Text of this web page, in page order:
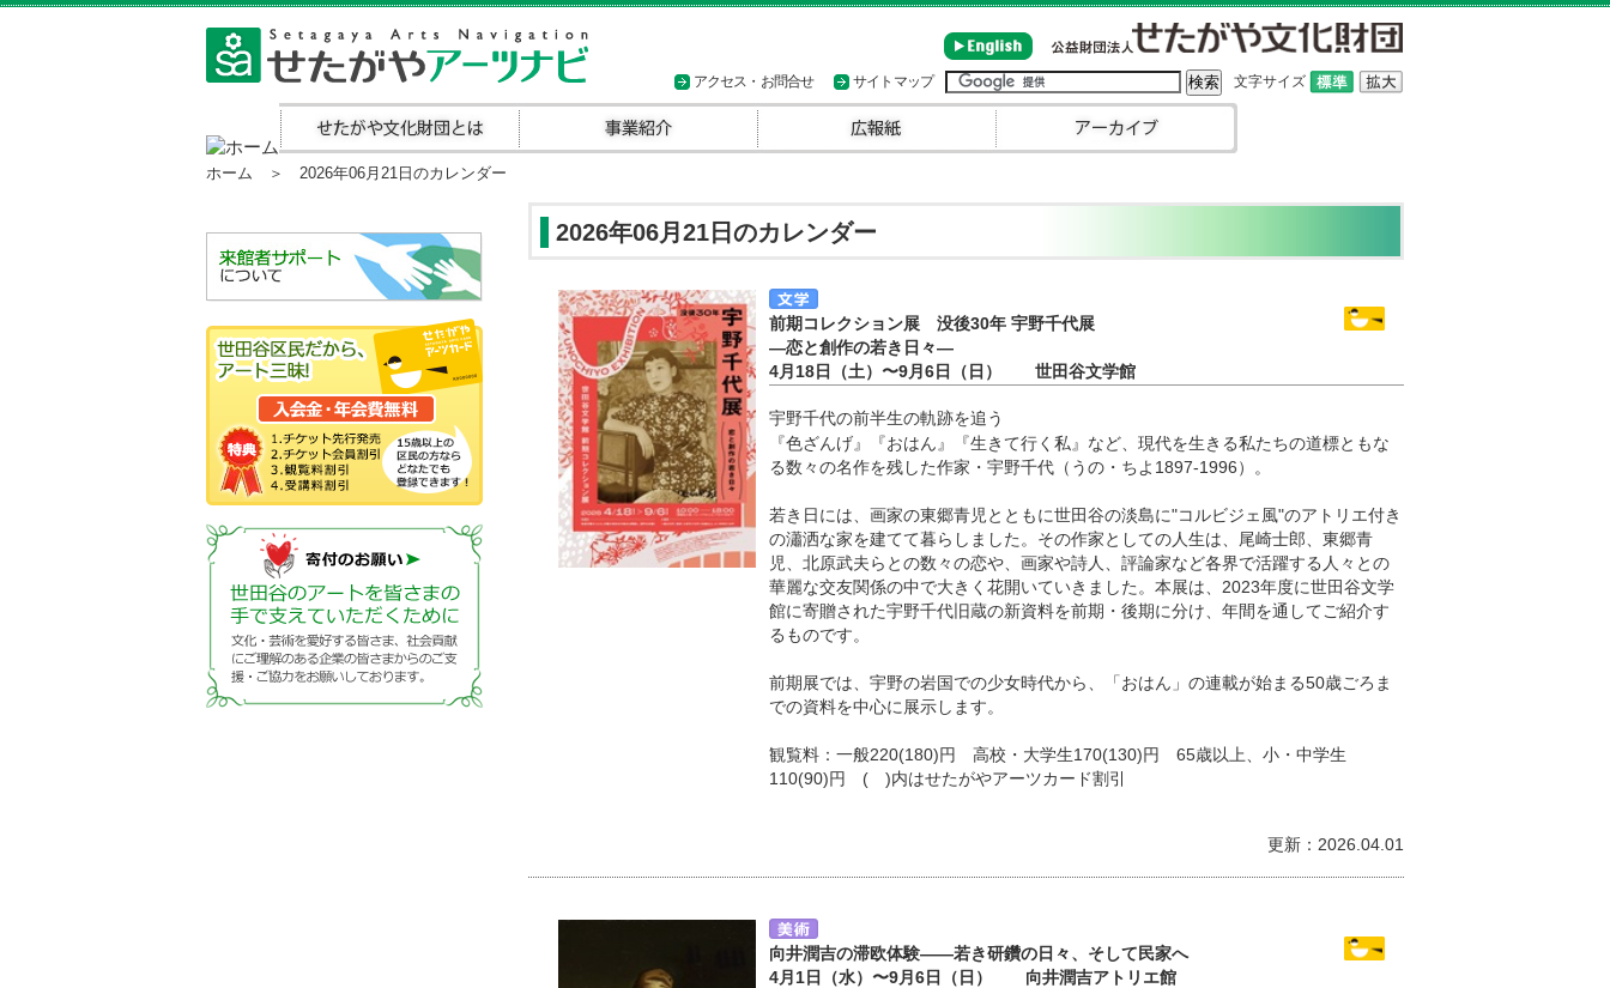
文字サイズ
アクセス・お問合せ サイトマップ
ホーム ＞ 2026年06月21日のカレンダー
2026年06月21日のカレンダー
前期コレクション展 没後30年 宇野千代展
―恋と創作の若き日々―
4月18日（土）〜9月6日（日） 世田谷文学館
宇野千代の前半生の軌跡を追う
『色ざんげ』『おはん』『生きて行く私』など、現代を生きる私たちの道標ともな
る数々の名作を残した作家・宇野千代（うの・ちよ1897-1996）。
若き日には、画家の東郷青児とともに世田谷の淡島に"コルビジェ風"のアトリエ付き
の瀟洒な家を建てて暮らしました。その作家としての人生は、尾崎士郎、東郷青
児、北原武夫らとの数々の恋や、画家や詩人、評論家など各界で活躍する人々との
華麗な交友関係の中で大きく花開いていきました。本展は、2023年度に世田谷文学
館に寄贈された宇野千代旧蔵の新資料を前期・後期に分け、年間を通してご紹介す
るものです。
前期展では、宇野の岩国での少女時代から、「おはん」の連載が始まる50歳ごろま
での資料を中心に展示します。
観覧料：一般220(180)円 高校・大学生170(130)円 65歳以上、小・中学生
110(90)円 ( )内はせたがやアーツカード割引
更新：2026.04.01
向井潤吉の滞欧体験――若き研鑽の日々、そして民家へ
4月1日（水）〜9月6日（日） 向井潤吉アトリエ館